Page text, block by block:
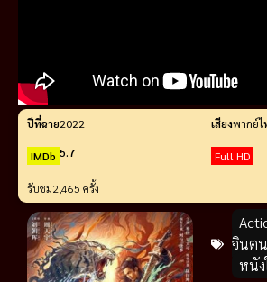
ปีที่ฉาย2022 เสียงพากย์ไ
IMDb 5.7 Full HD
รับชม2,465 ครั้ง
จินต
หนั